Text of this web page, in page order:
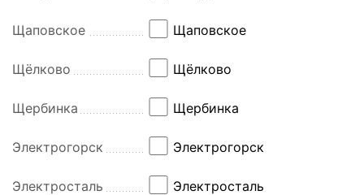
Щаповское Щаповское
Щёлково Щёлково
Щербинка Щербинка
Электрогорск Электрогорск
Электросталь Электросталь